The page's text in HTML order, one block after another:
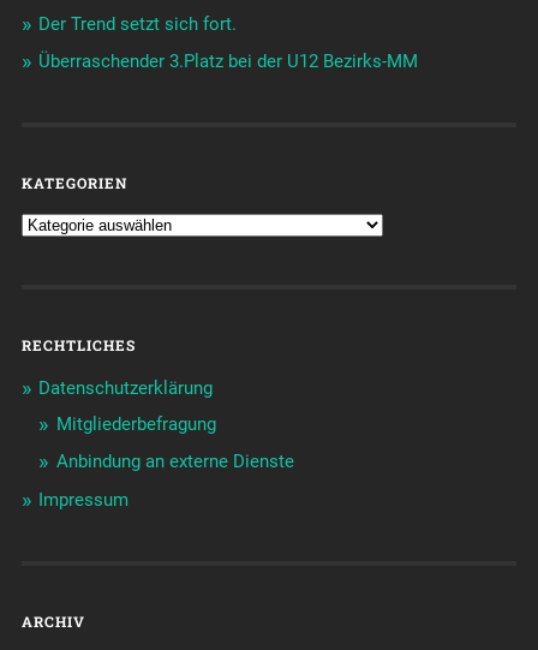
Der Trend setzt sich fort.
Überraschender 3.Platz bei der U12 Bezirks-MM
KATEGORIEN
RECHTLICHES
Datenschutzerklärung
Mitgliederbefragung
Anbindung an externe Dienste
Impressum
ARCHIV